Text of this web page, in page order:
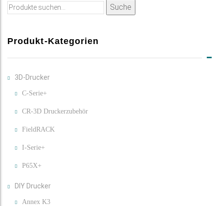
Suche
Suche
Produkt-Kategorien
3D-Drucker
C-Serie+
CR-3D Druckerzubehör
FieldRACK
I-Serie+
P65X+
DIY Drucker
Annex K3